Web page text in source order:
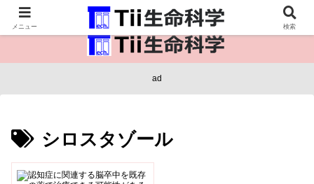
医療保健・生命・生物の情報インフラ。
ad
シロスタゾール
メニュー 検索